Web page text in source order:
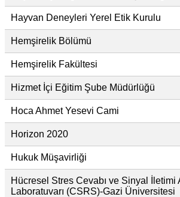
Hayvan Deneyleri Yerel Etik Kurulu
Hemşirelik Bölümü
Hemşirelik Fakültesi
Hizmet İçi Eğitim Şube Müdürlüğü
Hoca Ahmet Yesevi Cami
Horizon 2020
Hukuk Müşavirliği
Hücresel Stres Cevabı ve Sinyal İletimi
Laboratuvarı (CSRS)-Gazi Üniversitesi